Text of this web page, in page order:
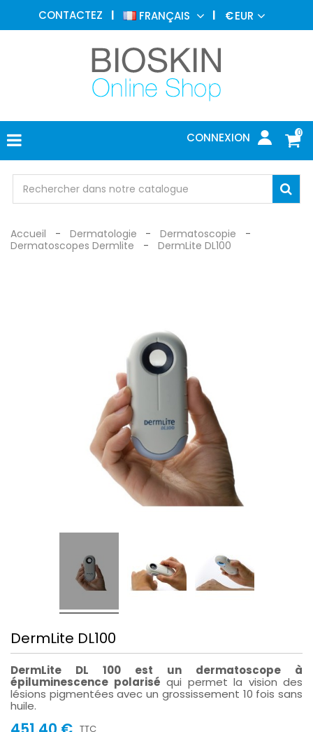
CONTACTEZ FRANÇAIS €EUR
0
CONNEXION
MÉDECINE
ESTHÉTIQUE
DERMATOLOGIE
PHOTOTHÉRAPIE
MÉDICAL
MÉDICAL
PROTECTION
Accueil Dermatologie
Dermatoscopie
Dermatoscopes Dermlite
DermLite DL100
DermLite DL100
DermLite DL 100 est un dermatoscope à
épiluminescence polarisé qui permet la vision des
lésions pigmentées avec un grossissement 10 fois sans
huile.
TTC